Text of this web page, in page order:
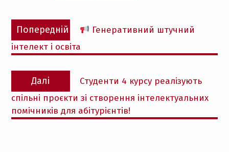
Навігація
записів
Попередній
Попередній
запис:
Генеративний штучний
інтелект і освіта
Далі
Наступний
запис:
Студенти 4 курсу реалізують
спільні проєкти зі створення інтелектуальних
помічників для абітурієнтів!